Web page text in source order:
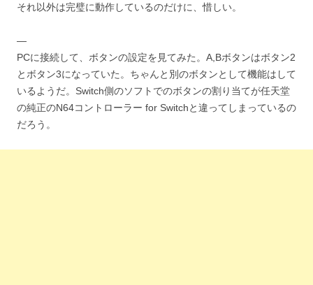
それ以外は完璧に動作しているのだけに、惜しい。
—
PCに接続して、ボタンの設定を見てみた。A,Bボタンはボタン2
とボタン3になっていた。ちゃんと別のボタンとして機能はして
いるようだ。Switch側のソフトでのボタンの割り当てが任天堂
の純正のN64コントローラー for Switchと違ってしまっているの
だろう。